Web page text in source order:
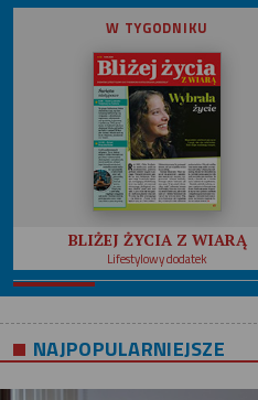
W TYGODNIKU
BLIŻEJ ŻYCIA Z WIARĄ
Lifestylowy dodatek
NAJPOPULARNIEJSZE